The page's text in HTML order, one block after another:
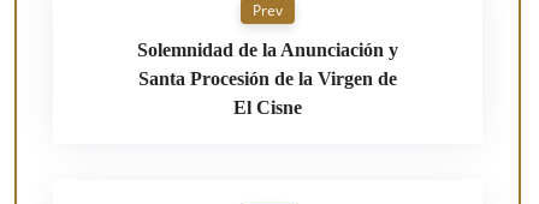
Prev
Solemnidad de la Anunciación y
Santa Procesión de la Virgen de
El Cisne